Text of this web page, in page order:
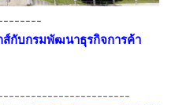
ส์กับกรมพัฒนาธุรกิจการค้า